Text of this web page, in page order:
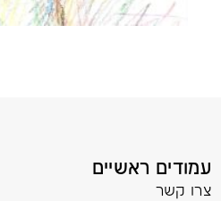
עמודים ראשיים
צרו קשר